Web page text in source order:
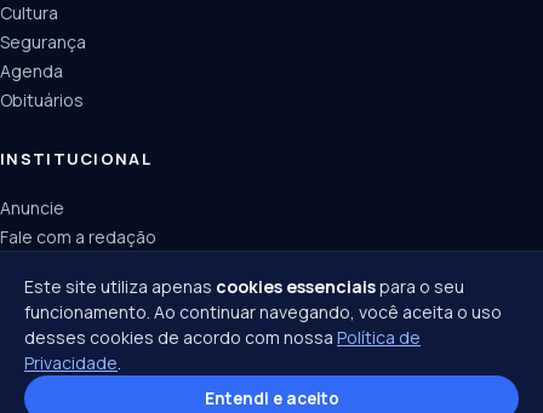
Cultura
Segurança
Agenda
Obituários
INSTITUCIONAL
Anuncie
Fale com a redação
© 2026 Joinville Notícias · Todos os direitos reservados · Política de privacidade
Este site utiliza apenas cookies essenciaispara o seu
funcionamento. Ao continuar navegando, você aceita o uso
desses cookies de acordo com nossa Política de
Privacidade.
Entendi e aceito